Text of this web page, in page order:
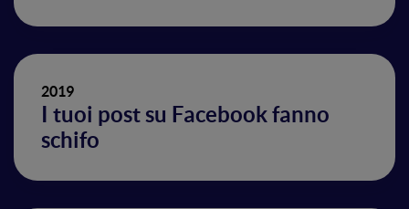
2019
I tuoi post su Facebook fanno
schifo